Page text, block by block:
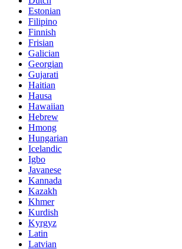
Estonian
Filipino
Finnish
Frisian
Galician
Georgian
Gujarati
Haitian
Hausa
Hawaiian
Hebrew
Hmong
Hungarian
Icelandic
Igbo
Javanese
Kannada
Kazakh
Khmer
Kurdish
Kyrgyz
Latin
Latvian